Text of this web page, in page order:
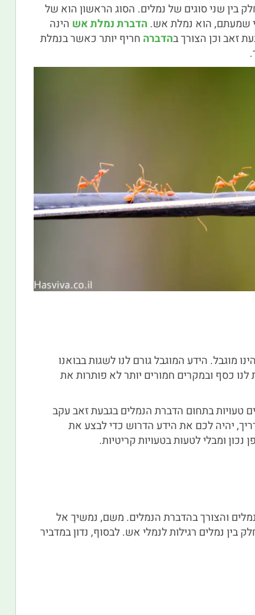
בין שני סוגים של נמלים. הסוג הראשון הוא של
שמעתם, הוא נמלת אש. הדברת נמלת אש הינה
זאב וכן הצורך בהדברה חריף יותר כאשר בנמלת
מוגבל. הידע המוגבל גורם לנו לשגות בבואנו
כסף ובמקרים חמורים יותר לא פותרות את
בתחום הדברת הנמלים בגבעת זאב עקב
יהיה לכם את הידע הדרוש כדי לבצע את
ומבלי לטעות בטעויות קריטיות.
והצורך בהדברת הנמלים. משם, נמשיך אל
נמלים רגילות לנמלי אש. לבסוף, נדון במדביר